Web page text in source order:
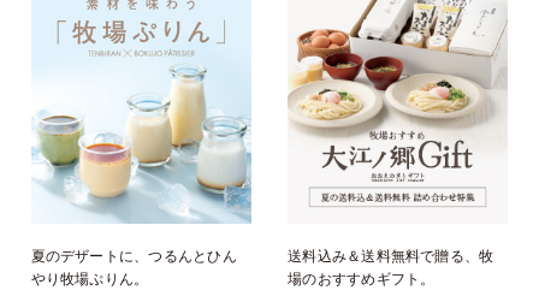
夏のデザートに、つるんとひん
やり牧場ぷりん。
送料込み＆送料無料で贈る、牧
場のおすすめギフト。